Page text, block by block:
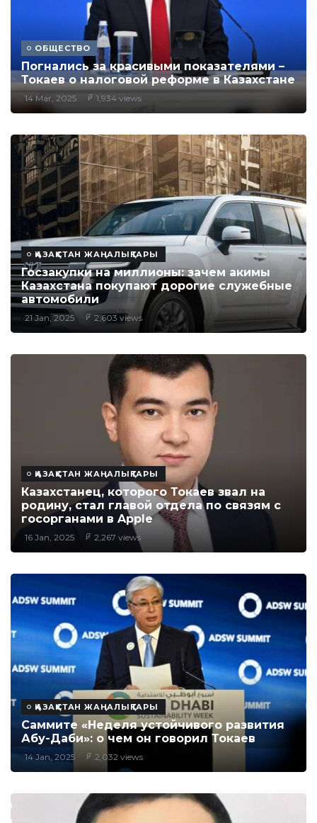
ОБЩЕСТВО
Погнались за красивыми показателями –
Токаев о налоговой реформе в Казахстане
14 Mar, 2025 1,934 views
ҚАЗАҚСТАН ЖАҢАЛЫҚТАРЫ
Госзакупки на миллионы: зачем акимы
Казахстана покупают дорогие служебные
автомобили
21 Jan, 2025 2,603 views
ҚАЗАҚСТАН ЖАҢАЛЫҚТАРЫ
Казахстанец, которого Токаев звал на
родину, стал главой отдела по связям с
госорганами в Apple
16 Jan, 2025 2,267 views
ҚАЗАҚСТАН ЖАҢАЛЫҚТАРЫ
Саммите «Неделя устойчивого развития
Абу-Даби»: о чем он говорил Токаев
14 Jan, 2025 2,032 views